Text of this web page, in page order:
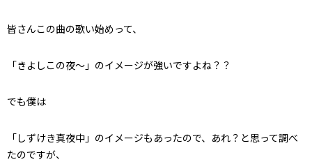
皆さんこの曲の歌い始めって、
「きよしこの夜〜」のイメージが強いですよね？？
でも僕は
「しずけき真夜中」のイメージもあったので、あれ？と思って調べ
たのですが、